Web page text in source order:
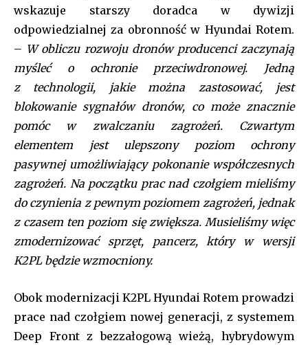
safe with us.
[tds_leads input_placeholder=”Your email address”
btn_horiz_align=”content-horiz-center” pp_checkbox=”yes”
f_title_font_family=”tt-primary-font_global” btn_color=”#ffffff”
all_btn_border_color=”var(–tt-primary-color)” btn_bg=”var(–tt-
primary-color)” btn_bg_h=”var(–tt-accent-color)”
f_pp_font_family=”tt-extra_global” f_btn_font_family=”tt-
extra_global” f_btn_font_weight=”500″
f_btn_font_transform=”uppercase” f_input_font_family=”tt-
extra_global” f_input_font_weight=”500″ display=”column”
gap=”10″ f_msg_font_family=”tt-extra_global”
input_border=”1″
pp_check_border_color=”var(–tt-primary-color)”
pp_check_border_color_c=”var(–tt-primary-color)”
pp_check_bg=”#ffffff” pp_check_bg_c=”var(–tt-primary-
pp_check_color=”var(–tt-primary-color)”
pp_check_color_a=”var(–tt-hover)” pp_check_color_a_h=”var(–
tt-accent-color)” f_btn_font_size=”13″
f_btn_font_line_height=”1.2″ f_btn_font_spacing=”0.5″
wskazuje starszy doradca w dywizji
odpowiedzialnej za obronność w Hyundai Rotem.
– W obliczu rozwoju dronów producenci zaczynają
myśleć o ochronie przeciwdronowej. Jedną
z technologii, jakie można zastosować, jest
blokowanie sygnałów dronów, co może znacznie
pomóc w zwalczaniu zagrożeń. Czwartym
elementem jest ulepszony poziom ochrony
pasywnej umożliwiający pokonanie współczesnych
zagrożeń. Na początku prac nad czołgiem mieliśmy
do czynienia z pewnym poziomem zagrożeń, jednak
z czasem ten poziom się zwiększa. Musieliśmy więc
zmodernizować sprzęt, pancerz, który w wersji
K2PL będzie wzmocniony.
Obok modernizacji K2PL Hyundai Rotem prowadzi
prace nad czołgiem nowej generacji, z systemem
Deep Front z bezzałogową wieżą, hybrydowym